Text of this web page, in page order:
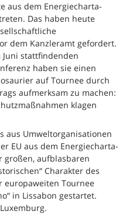
aus dem Energiecharta-
Das haben heute
dem Kanzleramt gefordert.
stattfindenden
haben sie einen
auf Tournee durch
aufmerksam zu machen:
klagen
aus Umweltorganisationen
EU aus dem Energiecharta-
großen, aufblasbaren
Charakter des
europaweiten Tournee
in Lissabon gestartet.